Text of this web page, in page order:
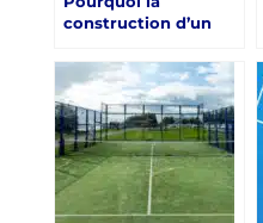
construction d’un
gazon synthétique
peut-elle améliorer
l’expérience globale
des clients dans un
complexe touristique
à Nice ?